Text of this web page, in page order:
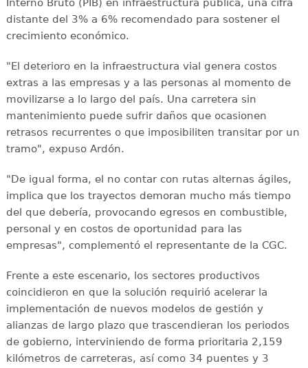
Interno Bruto (PIB) en infraestructura pública, una cifra
distante del 3% a 6% recomendado para sostener el
crecimiento económico.
"El deterioro en la infraestructura vial genera costos
extras a las empresas y a las personas al momento de
movilizarse a lo largo del país. Una carretera sin
mantenimiento puede sufrir daños que ocasionen
retrasos recurrentes o que imposibiliten transitar por un
tramo", expuso Ardón.
"De igual forma, el no contar con rutas alternas ágiles,
implica que los trayectos demoran mucho más tiempo
del que debería, provocando egresos en combustible,
personal y en costos de oportunidad para las
empresas", complementó el representante de la CGC.
Frente a este escenario, los sectores productivos
coincidieron en que la solución requirió acelerar la
implementación de nuevos modelos de gestión y
alianzas de largo plazo que trascendieran los periodos
de gobierno, interviniendo de forma prioritaria 2,159
kilómetros de carreteras, así como 34 puentes y 3